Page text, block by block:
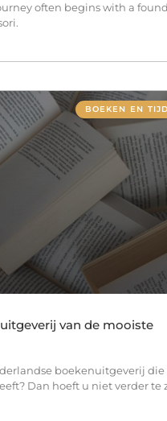
often begins with a
BOEKEN EN
van de mooiste
boekenuitgeverij
Dan hoeft u niet verder te